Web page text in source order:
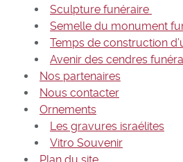
Sculpture funéraire
Semelle du monument
Temps de construction
Avenir des cendres
Nos partenaires
Nous contacter
Ornements
Les gravures israélites
Vitro Souvenir